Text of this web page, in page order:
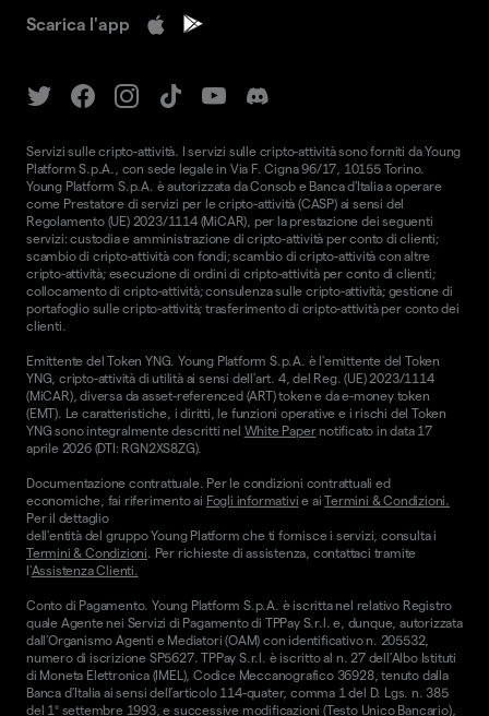
Scarica l'app
Servizi sulle cripto-attività. I servizi sulle cripto-attività sono forniti da Young
Platform S.p.A., con sede legale in Via F. Cigna 96/17, 10155 Torino.
Young Platform S.p.A. è autorizzata da Consob e Banca d'Italia a operare
come Prestatore di servizi per le cripto-attività (CASP) ai sensi del
Regolamento (UE) 2023/1114 (MiCAR), per la prestazione dei seguenti
servizi: custodia e amministrazione di cripto-attività per conto di clienti;
scambio di cripto-attività con fondi; scambio di cripto-attività con altre
cripto-attività; esecuzione di ordini di cripto-attività per conto di clienti;
collocamento di cripto-attività; consulenza sulle cripto-attività; gestione di
portafoglio sulle cripto-attività; trasferimento di cripto-attività per conto dei
clienti.
Emittente del Token YNG. Young Platform S.p.A. è l'emittente del Token
YNG, cripto-attività di utilità ai sensi dell'art. 4, del Reg. (UE) 2023/1114
(MiCAR), diversa da asset-referenced (ART) token e da e-money token
(EMT). Le caratteristiche, i diritti, le funzioni operative e i rischi del Token
YNG sono integralmente descritti nel White Papernotificato in data 17
aprile 2026 (DTI: RGN2XS8ZG).
Documentazione contrattuale. Per le condizioni contrattuali ed
economiche, fai riferimento ai Fogli informativi e aiTermini & Condizioni.
Per il dettaglio
dell'entità del gruppo Young Platform che ti fornisce i servizi, consulta i
Termini & Condizioni. Per richieste di assistenza, contattaci tramite
l'Assistenza Clienti.
Conto di Pagamento. Young Platform S.p.A. è iscritta nel relativo Registro
quale Agente nei Servizi di Pagamento di TPPay S.r.l. e, dunque, autorizzata
dall’Organismo Agenti e Mediatori (OAM) con identificativo n. 205532,
numero di iscrizione SP5627. TPPay S.r.l. è iscritto al n. 27 dell’Albo Istituti
di Moneta Elettronica (IMEL), Codice Meccanografico 36928, tenuto dalla
Banca d’Italia ai sensi dell’articolo 114-quater, comma 1 del D. Lgs. n. 385
del 1° settembre 1993, e successive modificazioni (Testo Unico Bancario),